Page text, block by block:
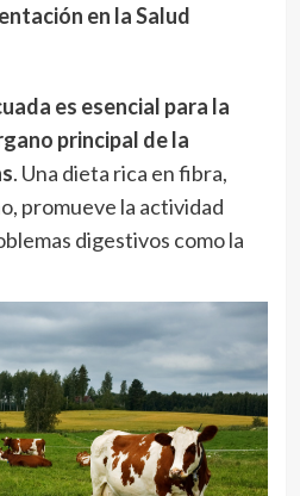
en la Salud
es esencial para la
principal de la
. Una dieta rica en fibra,
promueve la actividad
digestivos como la